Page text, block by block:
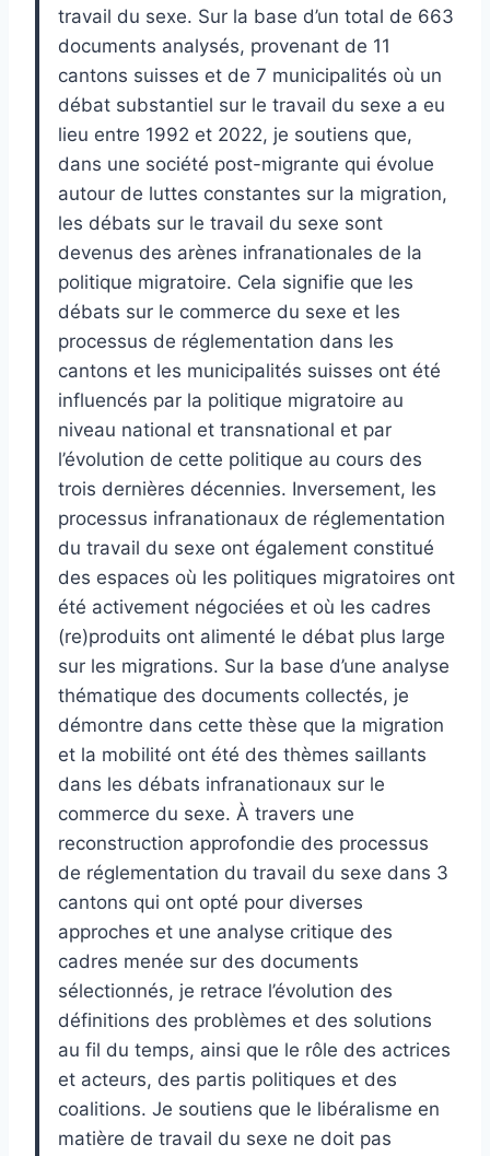
travail du sexe. Sur la base d’un total de 663
documents analysés, provenant de 11
cantons suisses et de 7 municipalités où un
débat substantiel sur le travail du sexe a eu
lieu entre 1992 et 2022, je soutiens que,
dans une société post-migrante qui évolue
autour de luttes constantes sur la migration,
les débats sur le travail du sexe sont
devenus des arènes infranationales de la
politique migratoire. Cela signifie que les
débats sur le commerce du sexe et les
processus de réglementation dans les
cantons et les municipalités suisses ont été
influencés par la politique migratoire au
niveau national et transnational et par
l’évolution de cette politique au cours des
trois dernières décennies. Inversement, les
processus infranationaux de réglementation
du travail du sexe ont également constitué
des espaces où les politiques migratoires ont
été activement négociées et où les cadres
(re)produits ont alimenté le débat plus large
sur les migrations. Sur la base d’une analyse
thématique des documents collectés, je
démontre dans cette thèse que la migration
et la mobilité ont été des thèmes saillants
dans les débats infranationaux sur le
commerce du sexe. À travers une
reconstruction approfondie des processus
de réglementation du travail du sexe dans 3
cantons qui ont opté pour diverses
approches et une analyse critique des
cadres menée sur des documents
sélectionnés, je retrace l’évolution des
définitions des problèmes et des solutions
au fil du temps, ainsi que le rôle des actrices
et acteurs, des partis politiques et des
coalitions. Je soutiens que le libéralisme en
matière de travail du sexe ne doit pas